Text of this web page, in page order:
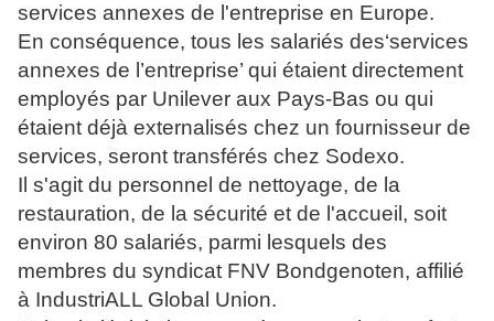
services annexes de l'entreprise en Europe.
En conséquence, tous les salariés des‘services
annexes de l’entreprise’ qui étaient directement
employés par Unilever aux Pays-Bas ou qui
étaient déjà externalisés chez un fournisseur de
services, seront transférés chez Sodexo.
Il s'agit du personnel de nettoyage, de la
restauration, de la sécurité et de l'accueil, soit
environ 80 salariés, parmi lesquels des
membres du syndicat FNV Bondgenoten, affilié
à IndustriALL Global Union.